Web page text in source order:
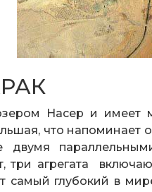
Насер и имеет
что напоминает
двумя
три агрегата
глубокий в